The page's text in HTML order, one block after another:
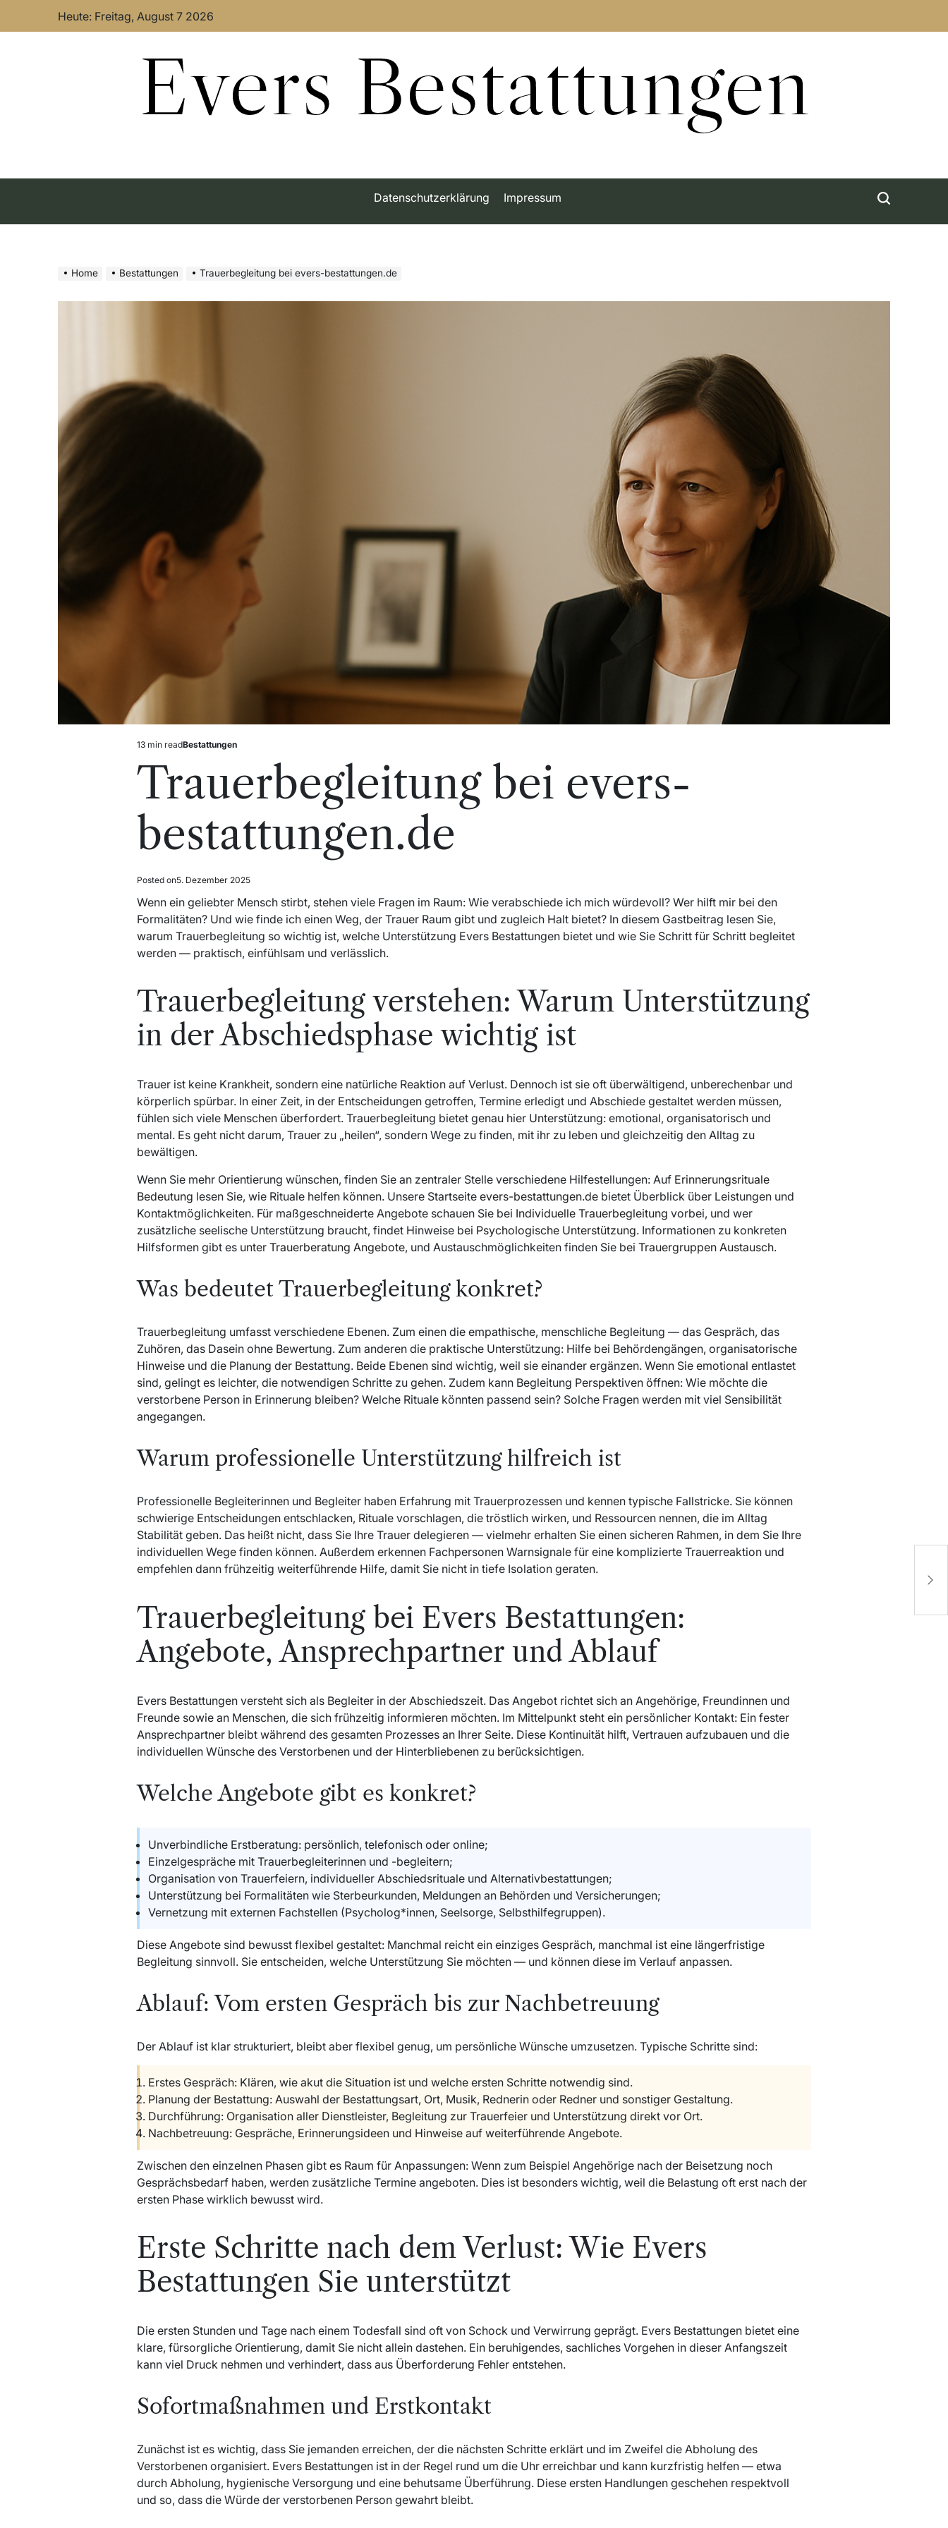
Heute: Freitag, August 7 2026
Evers Bestattungen
Datenschutzerklärung Impressum
Home Bestattungen Trauerbegleitung bei evers-bestattungen.de
Estimated
time
13 min readPosted
Bestattungen
Trauerbegleitung bei evers-
bestattungen.de
Posted on5. Dezember 2025
Wenn ein geliebter Mensch stirbt, stehen viele Fragen im Raum: Wie verabschiede ich mich würdevoll? Wer hilft mir bei den
Formalitäten? Und wie finde ich einen Weg, der Trauer Raum gibt und zugleich Halt bietet? In diesem Gastbeitrag lesen Sie,
warum Trauerbegleitung so wichtig ist, welche Unterstützung Evers Bestattungen bietet und wie Sie Schritt für Schritt begleitet
werden — praktisch, einfühlsam und verlässlich.
Trauerbegleitung verstehen: Warum Unterstützung
in der Abschiedsphase wichtig ist
Trauer ist keine Krankheit, sondern eine natürliche Reaktion auf Verlust. Dennoch ist sie oft überwältigend, unberechenbar und
körperlich spürbar. In einer Zeit, in der Entscheidungen getroffen, Termine erledigt und Abschiede gestaltet werden müssen,
fühlen sich viele Menschen überfordert. Trauerbegleitung bietet genau hier Unterstützung: emotional, organisatorisch und
mental. Es geht nicht darum, Trauer zu „heilen“, sondern Wege zu finden, mit ihr zu leben und gleichzeitig den Alltag zu
bewältigen.
Wenn Sie mehr Orientierung wünschen, finden Sie an zentraler Stelle verschiedene Hilfestellungen: Auf Erinnerungsrituale
Bedeutung lesen Sie, wie Rituale helfen können. Unsere Startseite evers-bestattungen.debietet Überblick über Leistungen und
Kontaktmöglichkeiten. Für maßgeschneiderte Angebote schauen Sie bei Individuelle Trauerbegleitung vorbei, und wer
zusätzliche seelische Unterstützung braucht, findet Hinweise bei Psychologische Unterstützung. Informationen zu konkreten
Hilfsformen gibt es unter Trauerberatung Angebote, und Austauschmöglichkeiten finden Sie bei Trauergruppen Austausch.
Was bedeutet Trauerbegleitung konkret?
Trauerbegleitung umfasst verschiedene Ebenen. Zum einen die empathische, menschliche Begleitung — das Gespräch, das
Zuhören, das Dasein ohne Bewertung. Zum anderen die praktische Unterstützung: Hilfe bei Behördengängen, organisatorische
Hinweise und die Planung der Bestattung. Beide Ebenen sind wichtig, weil sie einander ergänzen. Wenn Sie emotional entlastet
sind, gelingt es leichter, die notwendigen Schritte zu gehen. Zudem kann Begleitung Perspektiven öffnen: Wie möchte die
verstorbene Person in Erinnerung bleiben? Welche Rituale könnten passend sein? Solche Fragen werden mit viel Sensibilität
angegangen.
Warum professionelle Unterstützung hilfreich ist
Professionelle Begleiterinnen und Begleiter haben Erfahrung mit Trauerprozessen und kennen typische Fallstricke. Sie können
schwierige Entscheidungen entschlacken, Rituale vorschlagen, die tröstlich wirken, und Ressourcen nennen, die im Alltag
Stabilität geben. Das heißt nicht, dass Sie Ihre Trauer delegieren — vielmehr erhalten Sie einen sicheren Rahmen, in dem Sie Ihre
individuellen Wege finden können. Außerdem erkennen Fachpersonen Warnsignale für eine komplizierte Trauerreaktion und
empfehlen dann frühzeitig weiterführende Hilfe, damit Sie nicht in tiefe Isolation geraten.
Trauerbegleitung bei Evers Bestattungen:
Angebote, Ansprechpartner und Ablauf
Evers Bestattungen versteht sich als Begleiter in der Abschiedszeit. Das Angebot richtet sich an Angehörige, Freundinnen und
Freunde sowie an Menschen, die sich frühzeitig informieren möchten. Im Mittelpunkt steht ein persönlicher Kontakt: Ein fester
Ansprechpartner bleibt während des gesamten Prozesses an Ihrer Seite. Diese Kontinuität hilft, Vertrauen aufzubauen und die
individuellen Wünsche des Verstorbenen und der Hinterbliebenen zu berücksichtigen.
Welche Angebote gibt es konkret?
Unverbindliche Erstberatung: persönlich, telefonisch oder online;
Einzelgespräche mit Trauerbegleiterinnen und -begleitern;
Organisation von Trauerfeiern, individueller Abschiedsrituale und Alternativbestattungen;
Unterstützung bei Formalitäten wie Sterbeurkunden, Meldungen an Behörden und Versicherungen;
Vernetzung mit externen Fachstellen (Psycholog*innen, Seelsorge, Selbsthilfegruppen).
Diese Angebote sind bewusst flexibel gestaltet: Manchmal reicht ein einziges Gespräch, manchmal ist eine längerfristige
Begleitung sinnvoll. Sie entscheiden, welche Unterstützung Sie möchten — und können diese im Verlauf anpassen.
Ablauf: Vom ersten Gespräch bis zur Nachbetreuung
Der Ablauf ist klar strukturiert, bleibt aber flexibel genug, um persönliche Wünsche umzusetzen. Typische Schritte sind:
Erstes Gespräch: Klären, wie akut die Situation ist und welche ersten Schritte notwendig sind.
Planung der Bestattung: Auswahl der Bestattungsart, Ort, Musik, Rednerin oder Redner und sonstiger Gestaltung.
Durchführung: Organisation aller Dienstleister, Begleitung zur Trauerfeier und Unterstützung direkt vor Ort.
Nachbetreuung: Gespräche, Erinnerungsideen und Hinweise auf weiterführende Angebote.
Zwischen den einzelnen Phasen gibt es Raum für Anpassungen: Wenn zum Beispiel Angehörige nach der Beisetzung noch
Gesprächsbedarf haben, werden zusätzliche Termine angeboten. Dies ist besonders wichtig, weil die Belastung oft erst nach der
ersten Phase wirklich bewusst wird.
Erste Schritte nach dem Verlust: Wie Evers
Bestattungen Sie unterstützt
Die ersten Stunden und Tage nach einem Todesfall sind oft von Schock und Verwirrung geprägt. Evers Bestattungen bietet eine
klare, fürsorgliche Orientierung, damit Sie nicht allein dastehen. Ein beruhigendes, sachliches Vorgehen in dieser Anfangszeit
kann viel Druck nehmen und verhindert, dass aus Überforderung Fehler entstehen.
Sofortmaßnahmen und Erstkontakt
Zunächst ist es wichtig, dass Sie jemanden erreichen, der die nächsten Schritte erklärt und im Zweifel die Abholung des
Verstorbenen organisiert. Evers Bestattungen ist in der Regel rund um die Uhr erreichbar und kann kurzfristig helfen — etwa
durch Abholung, hygienische Versorgung und eine behutsame Überführung. Diese ersten Handlungen geschehen respektvoll
und so, dass die Würde der verstorbenen Person gewahrt bleibt.